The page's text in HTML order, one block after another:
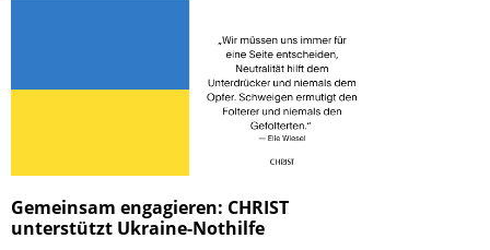
Gemeinsam engagieren: CHRIST
unterstützt Ukraine-Nothilfe